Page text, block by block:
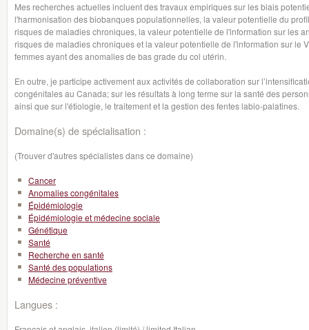
Mes recherches actuelles incluent des travaux empiriques sur les biais
l'harmonisation des biobanques populationnelles, la valeur potentielle du
risques de maladies chroniques, la valeur potentielle de l'information sur les
risques de maladies chroniques et la valeur potentielle de l'information sur le
femmes ayant des anomalies de bas grade du col utérin.
En outre, je participe activement aux activités de collaboration sur
congénitales au Canada; sur les résultats à long terme sur la santé des
ainsi que sur l'étiologie, le traitement et la gestion des fentes labio-palatines.
Domaine(s) de spécialisation :
(Trouver d'autres spécialistes dans ce domaine)
Cancer
Anomalies congénitales
Épidémiologie
Épidémiologie et médecine sociale
Génétique
Santé
Recherche en santé
Santé des populations
Médecine préventive
Langues :